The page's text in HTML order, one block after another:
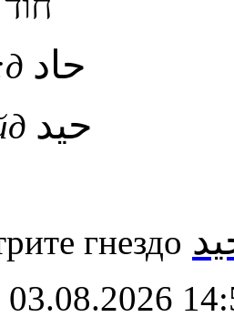
حاد
حيد
гнездо
03.08.2026